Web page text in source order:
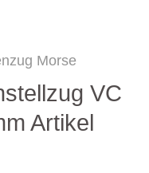
Morse
VC
Artikel